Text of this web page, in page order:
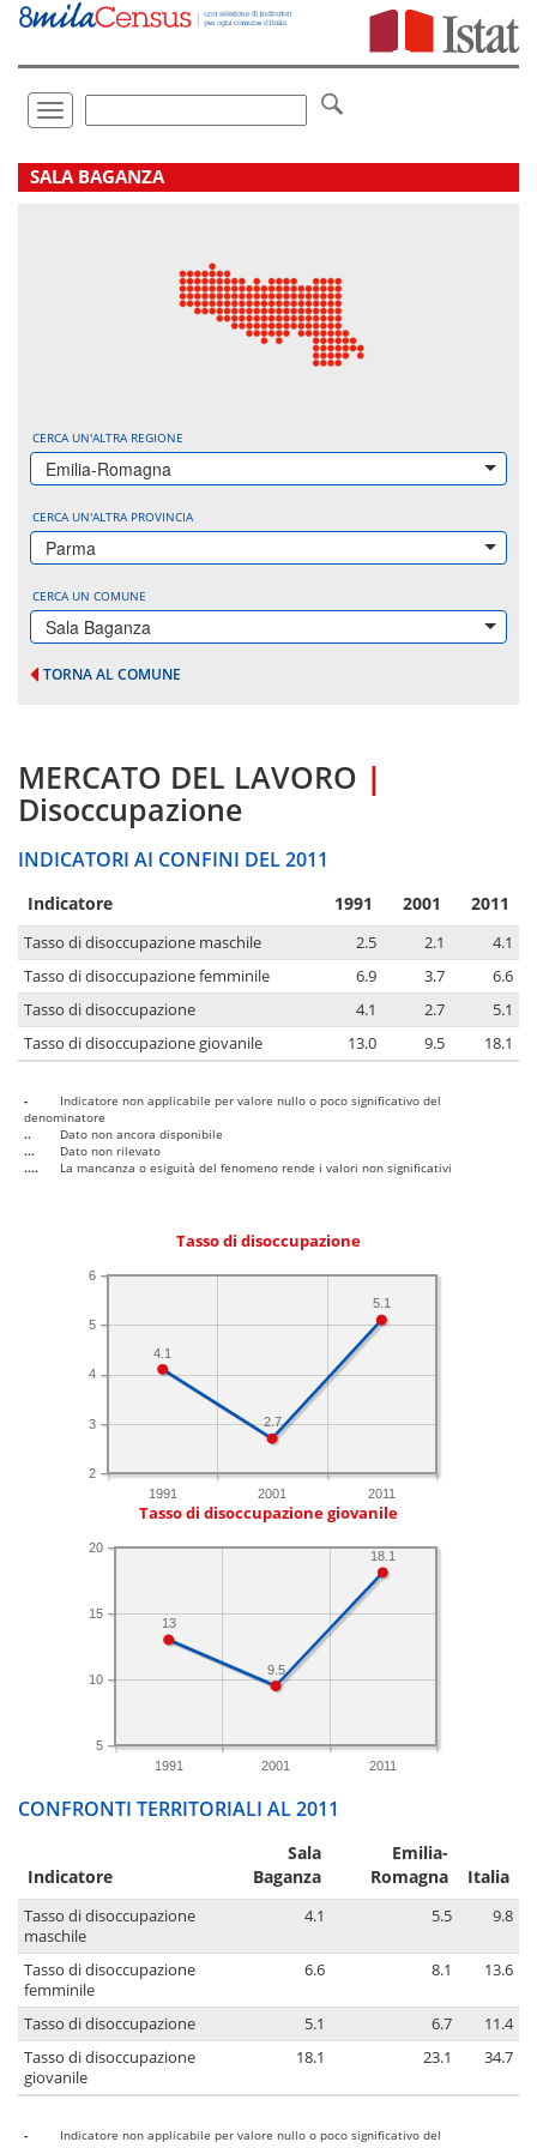
Vai
direttamente
Toggle
navigation
.
SALA BAGANZA
CERCA UN'ALTRA REGIONE
Emilia-Romagna
CERCA UN'ALTRA PROVINCIA
Parma
CERCA UN COMUNE
Sala Baganza
TORNA AL COMUNE
MERCATO DEL LAVORO |
Disoccupazione
INDICATORI AI CONFINI DEL 2011
Indicatore 1991 2001 2011
Tasso di disoccupazione maschile 2.5 2.1
4.1
Tasso di disoccupazione femminile
6.9 3.7
6.6
Tasso di disoccupazione
4.1 2.7
5.1
Tasso di disoccupazione giovanile
13.0 9.5 18.1
-
Indicatore non applicabile per valore nullo o poco significativo del
denominatore
..
Dato non ancora disponibile
...
Dato non rilevato
....
La mancanza o esiguità del fenomeno rende i valori non significativi
Tasso di disoccupazione
1991 2001 2011
2
3
4
5
6
5.1
2.7
4.1
Tasso di disoccupazione giovanile
1991 2001 2011
5
10
15
20
18.1
9.5
13
CONFRONTI TERRITORIALI AL 2011
Indicatore
Sala
Baganza
Emilia-
Romagna
Italia
Tasso di disoccupazione
maschile
4.1 5.5 9.8
Tasso di disoccupazione
femminile
6.6 8.1 13.6
Tasso di disoccupazione 5.1 6.7
11.4
Tasso di disoccupazione
giovanile
18.1 23.1 34.7
-
Indicatore non applicabile per valore nullo o poco significativo del